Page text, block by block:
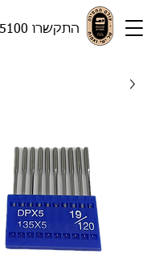
התקשרו